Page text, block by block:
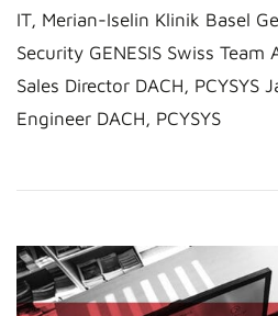
IT, Merian-Iselin Klinik Basel
Security GENESIS Swiss Team
Sales Director DACH, PCYSYS
Engineer DACH, PCYSYS